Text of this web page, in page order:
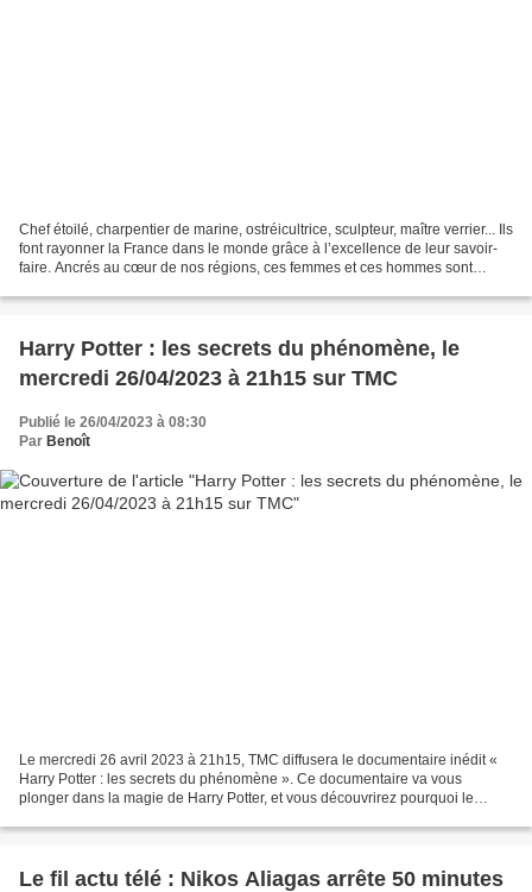
Chef étoilé, charpentier de marine, ostréicultrice, sculpteur, maître verrier... Ils
font rayonner la France dans le monde grâce à l’excellence de leur savoir-
faire. Ancrés au cœur de nos régions, ces femmes et ces hommes sont
Harry Potter : les secrets du phénomène, le
mercredi 26/04/2023 à 21h15 sur TMC
Publié le 26/04/2023 à 08:30
Par Benoît
Le mercredi 26 avril 2023 à 21h15, TMC diffusera le documentaire inédit «
Harry Potter : les secrets du phénomène ». Ce documentaire va vous
plonger dans la magie de Harry Potter, et vous découvrirez pourquoi le
Le fil actu télé : Nikos Aliagas arrête 50 minutes